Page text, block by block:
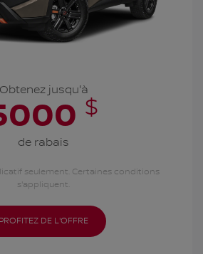
Obtenez jusqu'à
$
de rabais
seulement. Certaines conditions
s'appliquent.
PROFITEZ DE L'OFFRE